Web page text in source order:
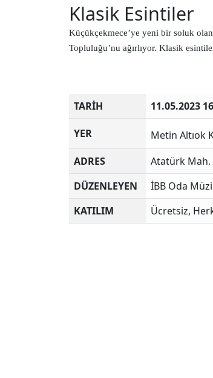
Klasik Esintiler
Küçükçekmece’ye yeni bir soluk
Topluluğu’nu ağırlıyor. Klasik
TARİH 11.05.2023
YER
Metin Altıok
ADRES
Atatürk Mah.
DÜZENLEYEN
İBB Oda
KATILIM
Ücretsiz,